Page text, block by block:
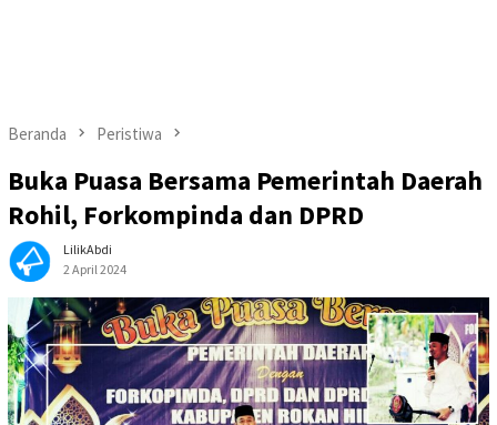
Beranda Peristiwa
Buka Puasa Bersama Pemerintah Daerah
Rohil, Forkompinda dan DPRD
LilikAbdi
2 April 2024